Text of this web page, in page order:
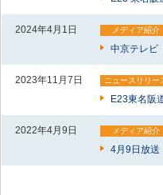
2024年4月1日 メディア紹介
中京テレビ
2023年11月7日 ニュースリリー
E23東名阪
2022年4月9日 メディア紹介
4月9日放送